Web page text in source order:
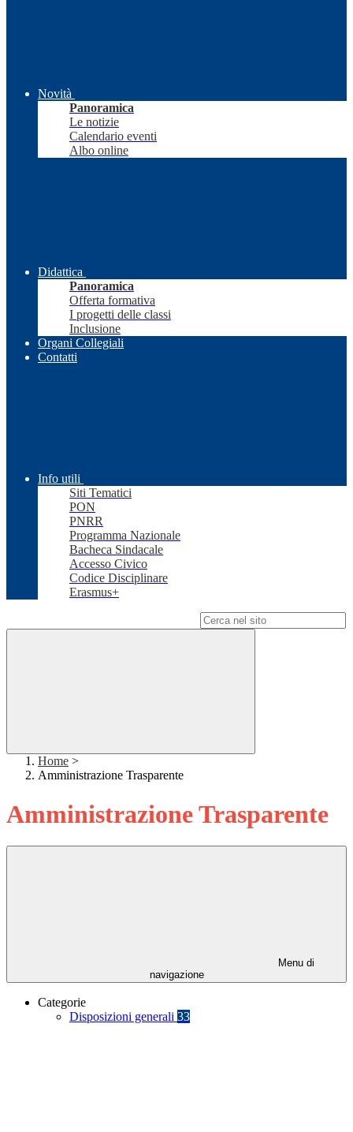
Novità
Panoramica
Le notizie
Calendario eventi
Albo online
Didattica
Panoramica
Offerta formativa
I progetti delle classi
Inclusione
Organi Collegiali
Contatti
Info utili
Siti Tematici
PON
PNRR
Programma Nazionale
Bacheca Sindacale
Accesso Civico
Codice Disciplinare
Erasmus+
Home >
Amministrazione Trasparente
Amministrazione Trasparente
Menu di
navigazione
Categorie
Disposizioni generali 33